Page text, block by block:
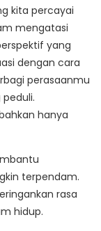
kita percayai
mengatasi
yang
dengan cara
perasaanmu
hanya
terpendam.
rasa
hidup.